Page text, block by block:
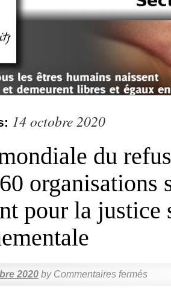
14 octobre 2020
du
organisations
pour la justice
2020 by Commentaires fermés